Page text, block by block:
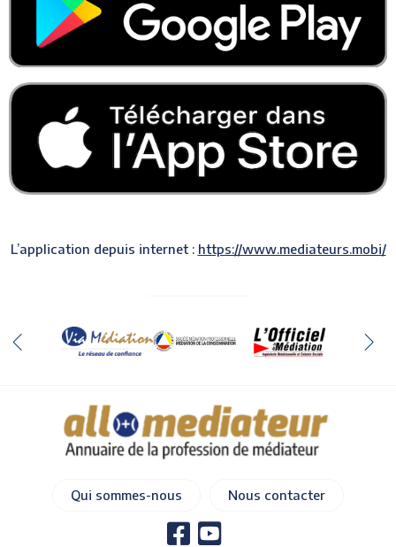
L’application depuis internet : https://www.mediateurs.mobi/
Qui sommes-nous Nous contacter